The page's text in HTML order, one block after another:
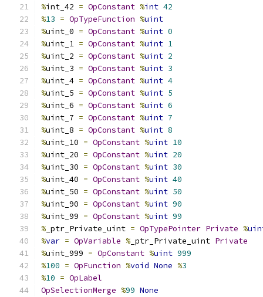
%int_42 = OpConstant %int 42
%13 = OpTypeFunction %uint
%uint_0 = OpConstant %uint 0
%uint_1 = OpConstant %uint 1
%uint_2 = OpConstant %uint 2
%uint_3 = OpConstant %uint 3
%uint_4 = OpConstant %uint 4
%uint_5 = OpConstant %uint 5
%uint_6 = OpConstant %uint 6
%uint_7 = OpConstant %uint 7
%uint_8 = OpConstant %uint 8
%uint_10 = OpConstant %uint 10
%uint_20 = OpConstant %uint 20
%uint_30 = OpConstant %uint 30
%uint_40 = OpConstant %uint 40
%uint_50 = OpConstant %uint 50
%uint_90 = OpConstant %uint 90
%uint_99 = OpConstant %uint 99
% _ptr_Private_uint = OpTypePointer Private %
%var = OpVariable % _ptr_Private_uint Private
%uint_999 = OpConstant %uint 999
%100 = OpFunction %void None %3
%10 = OpLabel
OpSelectionMerge %99 None